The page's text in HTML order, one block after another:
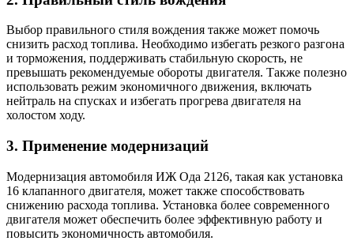
Выбор правильного стиля вождения также может помочь
снизить расход топлива. Необходимо избегать резкого разгона
и торможения, поддерживать стабильную скорость, не
превышать рекомендуемые обороты двигателя. Также полезно
использовать режим экономичного движения, включать
нейтраль на спусках и избегать прогрева двигателя на
холостом ходу.
3. Применение модернизаций
Модернизация автомобиля ИЖ Ода 2126, такая как установка
16 клапанного двигателя, может также способствовать
снижению расхода топлива. Установка более современного
двигателя может обеспечить более эффективную работу и
повысить экономичность автомобиля.